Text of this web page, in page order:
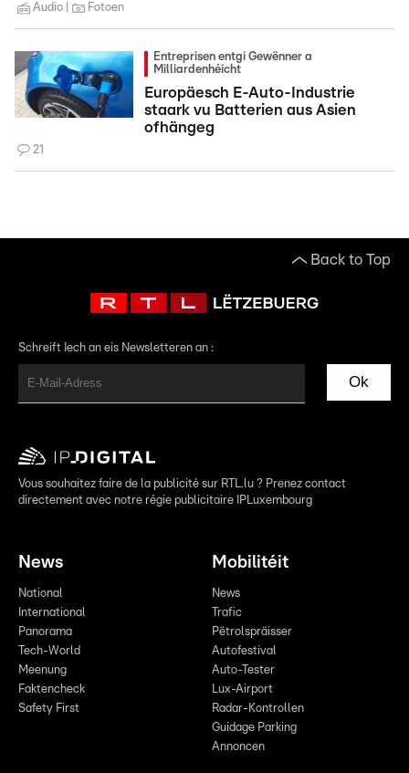
Audio Fotoen
Entreprisen entgi Gewënner a
Milliardenhéicht
Europäesch E-Auto-Industrie
staark vu Batterien aus Asien
ofhängeg
21
Back to Top
Schreift Iech an eis Newsletteren an :
Ok
Vous souhaitez faire de la publicité sur RTL.lu ? Prenez contact
directement avec notre régie publicitaire IPLuxembourg
News
National
International
Panorama
Tech-World
Meenung
Faktencheck
Safety First
Mobilitéit
News
Trafic
Pëtrolspräisser
Autofestival
Auto-Tester
Lux-Airport
Radar-Kontrollen
Guidage Parking
Annoncen